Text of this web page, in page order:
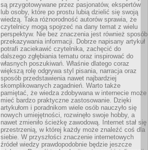
są przygotowywane przez pasjonatów, ekspertów
lub osoby, które po prostu lubią dzielić się swoją
wiedzą. Taka różnorodność autorów sprawia, że
czytelnicy mogą spojrzeć na dany temat z wielu
perspektyw. Nie bez znaczenia jest również sposób
przekazywania informacji. Dobrze napisany artykuł
potrafi zaciekawić czytelnika, zachęcić do
dalszego zgłębiania tematu oraz inspirować do
własnych poszukiwań. Właśnie dlatego coraz
większą rolę odgrywa styl pisania, narracja oraz
sposób przedstawienia nawet najbardziej
skomplikowanych zagadnień. Warto także
pamiętać, że wiedza zdobywana w internecie może
mieć bardzo praktyczne zastosowanie. Dzięki
artykułom i poradnikom wiele osób nauczyło się
nowych umiejętności, rozwinęło swoje hobby, a
nawet zmieniło ścieżkę zawodową. Internet stał się
przestrzenią, w której każdy może znaleźć coś dla
siebie. W przyszłości znaczenie internetowych
źródeł wiedzy prawdopodobnie będzie jeszcze